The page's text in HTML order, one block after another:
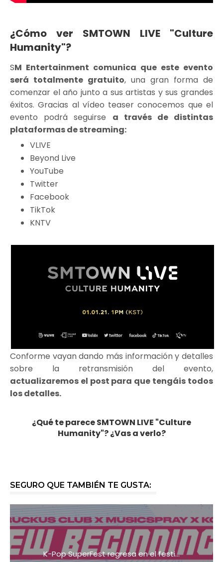
¿Cómo ver SMTOWN LIVE "Culture
Humanity"?
SM Entertainment comunica que este evento
será totalmente gratuito, una gran forma de
comenzar el año junto a sus artistas y sus grandes
éxitos. Gracias al vídeo teaser conocemos que el
evento podrá seguirse a través de distintas
plataformas de streaming:
VLIVE
Beyond Live
YouTube
Twitter
Facebook
TikTok
KNTV
Conforme vayan dando más información y detalles
sobre la retransmisión del evento,
actualizaremos el post para que tengáis todos
los detalles.
¿Qué te parece SMTOWN LIVE "Culture
Humanity"? ¿Vas a verlo?
SEGURO QUE TAMBIÉN TE GUSTA:
K-Pop SuperFest regresa en el festi...